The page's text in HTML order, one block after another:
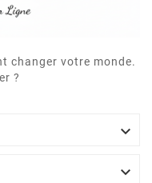
changer votre monde.
?

